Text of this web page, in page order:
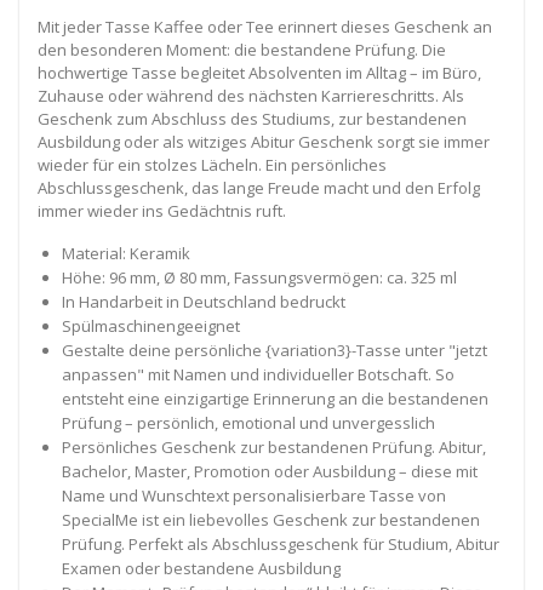
Mit jeder Tasse Kaffee oder Tee erinnert dieses Geschenk an
den besonderen Moment: die bestandene Prüfung. Die
hochwertige Tasse begleitet Absolventen im Alltag – im Büro,
Zuhause oder während des nächsten Karriereschritts. Als
Geschenk zum Abschluss des Studiums, zur bestandenen
Ausbildung oder als witziges Abitur Geschenk sorgt sie immer
wieder für ein stolzes Lächeln. Ein persönliches
Abschlussgeschenk, das lange Freude macht und den Erfolg
immer wieder ins Gedächtnis ruft.
Material: Keramik
Höhe: 96 mm, Ø 80 mm, Fassungsvermögen: ca. 325 ml
In Handarbeit in Deutschland bedruckt
Spülmaschinengeeignet
Gestalte deine persönliche {variation3}-Tasse unter "jetzt
anpassen" mit Namen und individueller Botschaft. So
entsteht eine einzigartige Erinnerung an die bestandenen
Prüfung – persönlich, emotional und unvergesslich
Persönliches Geschenk zur bestandenen Prüfung. Abitur,
Bachelor, Master, Promotion oder Ausbildung – diese mit
Name und Wunschtext personalisierbare Tasse von
SpecialMe ist ein liebevolles Geschenk zur bestandenen
Prüfung. Perfekt als Abschlussgeschenk für Studium, Abitur
Examen oder bestandene Ausbildung